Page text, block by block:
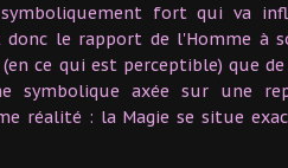
fort qui va
le rapport de l'Homme à
ce qui est perceptible) que
symbolique axée sur une
réalité : la Magie se situe